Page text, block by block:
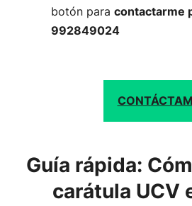
botón para contactarme
992849024
Guía rápida:
carátula UCV